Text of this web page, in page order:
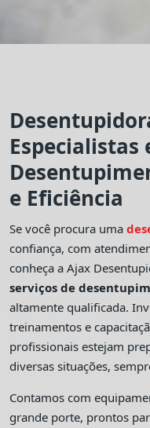
Especialistas
e Eficiência
Se você procura uma
confiança, com
conheça a Ajax
serviços de
altamente qualificada.
treinamentos e
profissionais estejam
diversas situações,
Contamos com
grande porte, prontos